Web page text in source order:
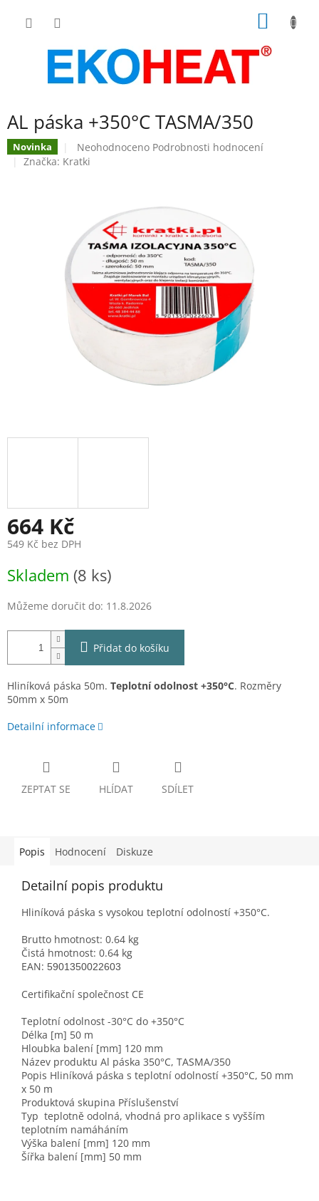
AL páska +350°C TASMA/350
Novinka
Průměrné
hodnocení
hvězdiček.
Neohodnoceno Podrobnosti hodnocení
Značka: Kratki
664 Kč
549 Kč bez DPH
cena:
Skladem (8 ks)
Můžeme doručit do: 11.8.2026
Přidat do košíku
Hliníková páska 50m. Teplotní odolnost +350°C. Rozměry
50mm x 50m
Detailní informace
ZEPTAT SE HLÍDAT SDÍLET
Popis Hodnocení Diskuze
Detailní popis produktu
Hliníková páska s vysokou teplotní odolností +350°C.
Brutto hmotnost: 0.64 kg
Čistá hmotnost: 0.64 kg
EAN: 5901350022603
Certifikační společnost CE
Teplotní odolnost -30°C do +350°C
Délka [m] 50 m
Hloubka balení [mm] 120 mm
Název produktu Al páska 350°C, TASMA/350
Popis Hliníková páska s teplotní odolností +350°C, 50 mm
x 50 m
Produktová skupina Příslušenství
Typ teplotně odolná, vhodná pro aplikace s vyšším
teplotním namáháním
Výška balení [mm] 120 mm
Šířka balení [mm] 50 mm